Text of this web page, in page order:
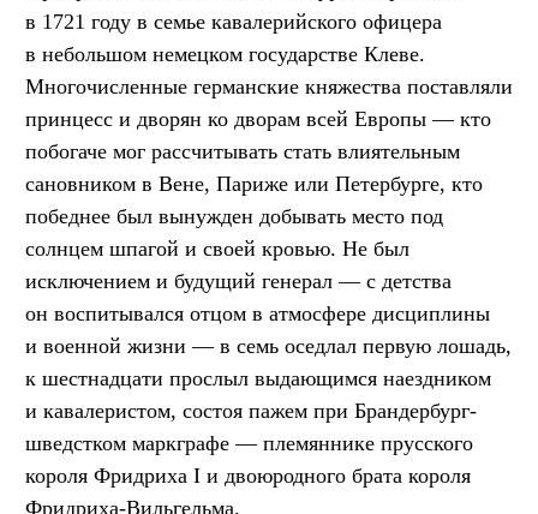
в 1721 году в семье кавалерийского офицера
в небольшом немецком государстве Клеве.
Многочисленные германские княжества поставляли
принцесс и дворян ко дворам всей Европы — кто
побогаче мог рассчитывать стать влиятельным
сановником в Вене, Париже или Петербурге, кто
победнее был вынужден добывать место под
солнцем шпагой и своей кровью. Не был
исключением и будущий генерал — с детства
он воспитывался отцом в атмосфере дисциплины
и военной жизни — в семь оседлал первую лошадь,
к шестнадцати прослыл выдающимся наездником
и кавалеристом, состоя пажем при Брандербург-
шведстком маркграфе — племяннике прусского
короля Фридриха I и двоюродного брата короля
Фридриха-Вильгельма.